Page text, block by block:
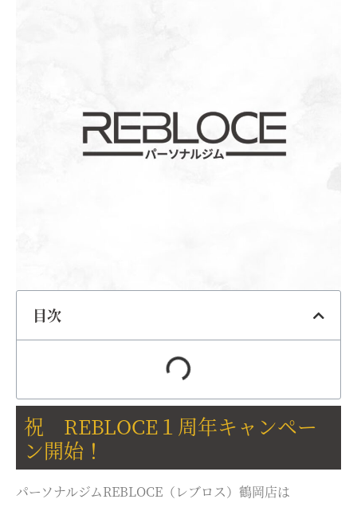
目次
祝 REBLOCE１周年キャンペー
ン開始！
パーソナルジムREBLOCE（レブロス）鶴岡店は